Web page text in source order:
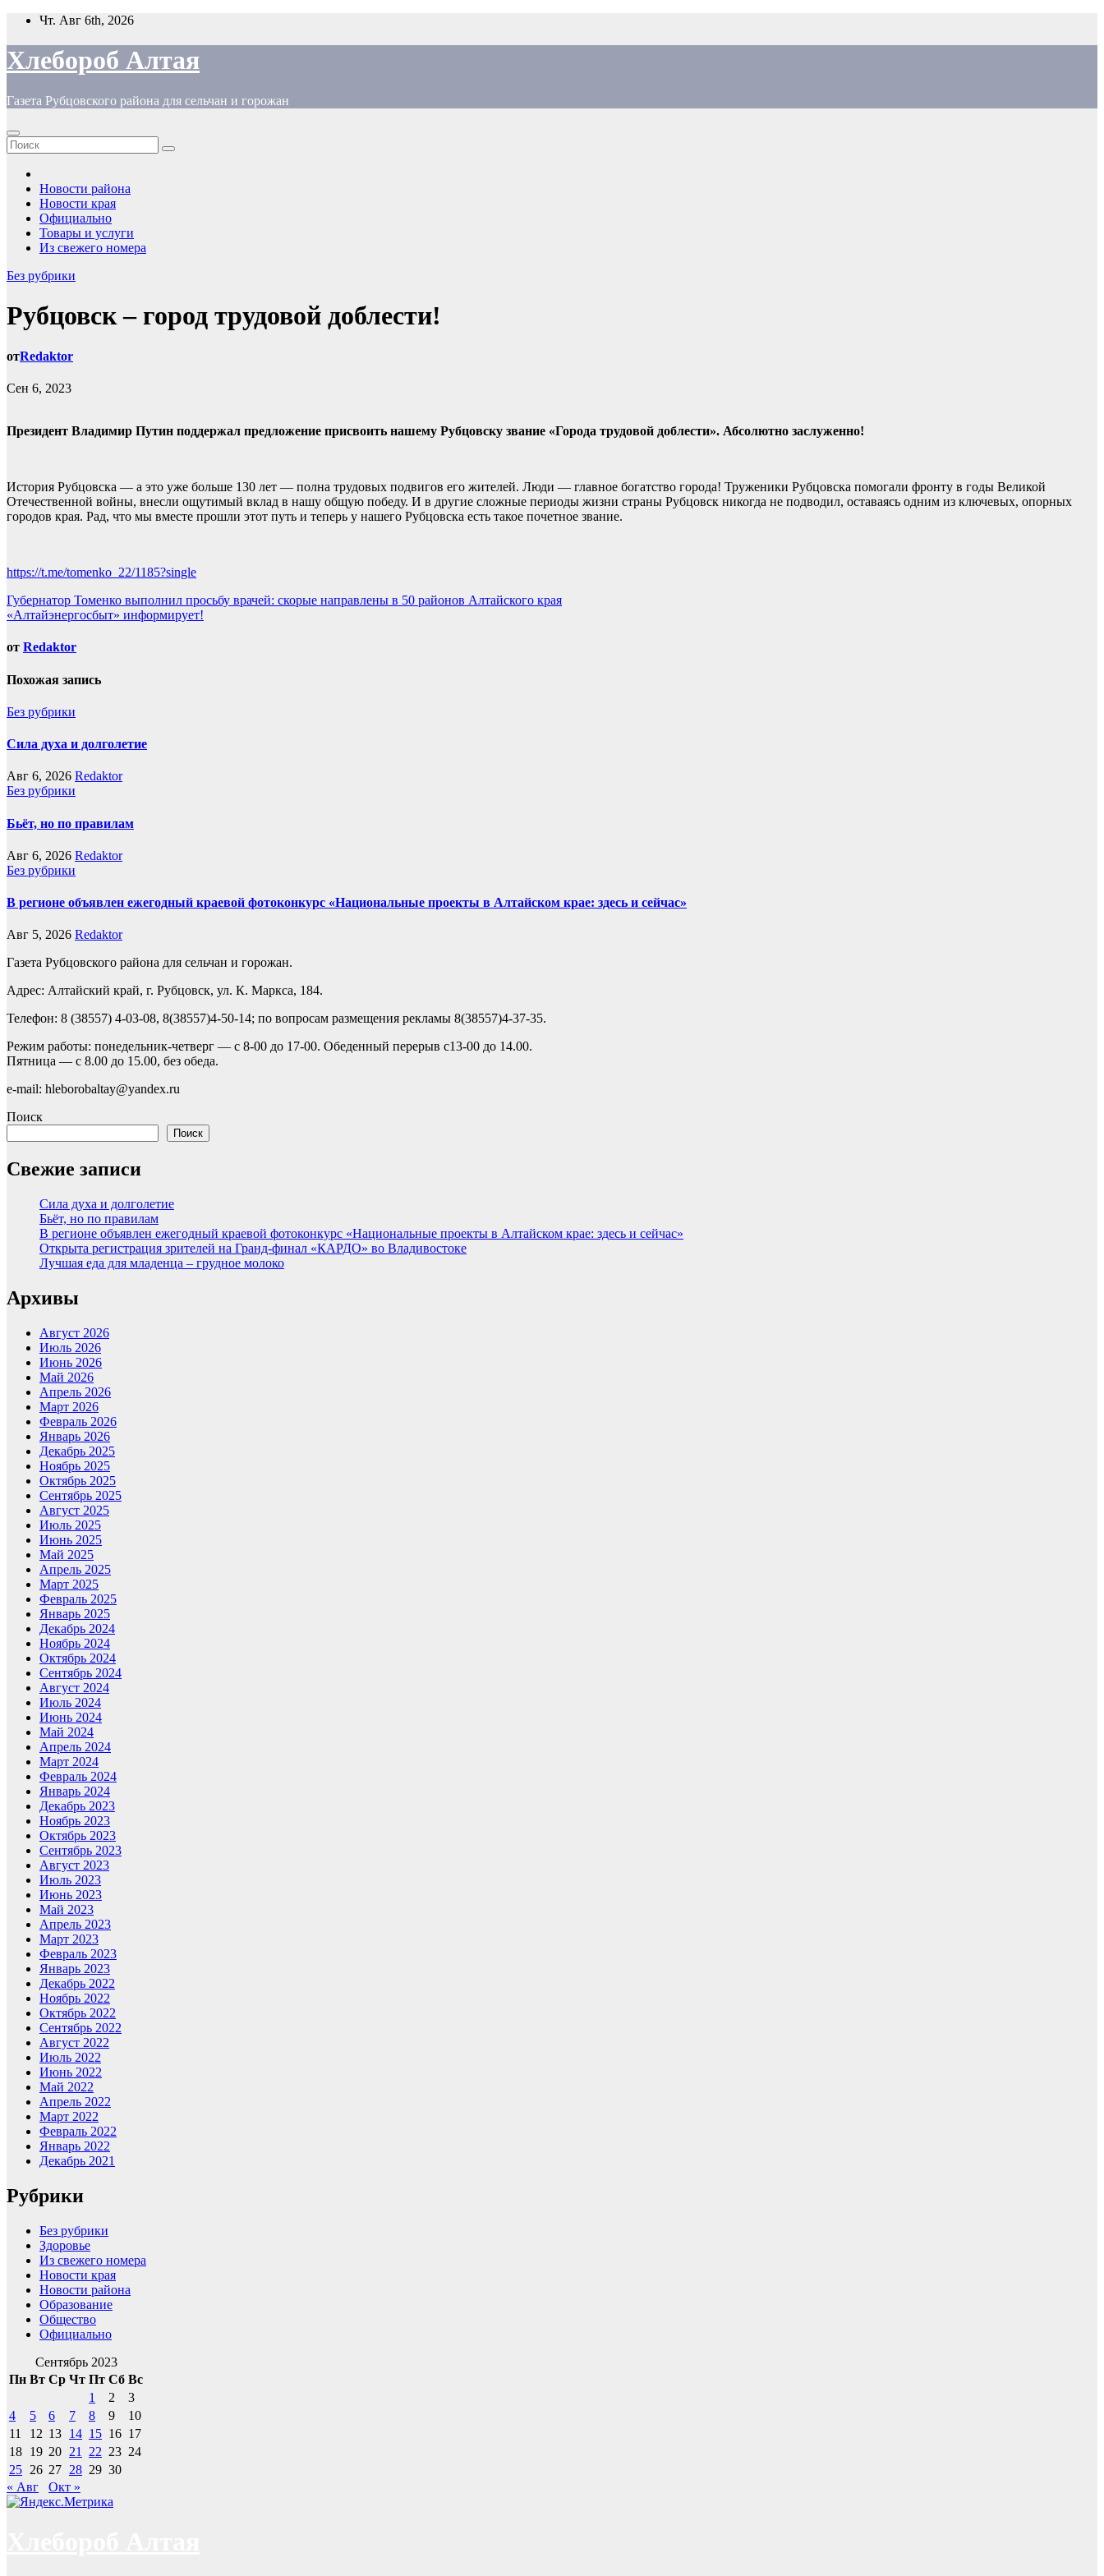
Перейти
содержимому
Чт. Авг 6th, 2026
Хлебороб Алтая
Газета Рубцовского района для сельчан и горожан
Новости района
Новости края
Официально
Товары и услуги
Из свежего номера
Без рубрики
Рубцовск – город трудовой доблести!
отRedaktor
Сен 6, 2023
Президент Владимир Путин поддержал предложение присвоить нашему Рубцовску звание «Города трудовой доблести». Абсолютно заслуженно!
История Рубцовска — а это уже больше 130 лет — полна трудовых подвигов его жителей. Люди — главное богатство города! Труженики Рубцовска помогали фронту в годы Великой
Отечественной войны, внесли ощутимый вклад в нашу общую победу. И в другие сложные периоды жизни страны Рубцовск никогда не подводил, оставаясь одним из ключевых, опорных
городов края. Рад, что мы вместе прошли этот путь и теперь у нашего Рубцовска есть такое почетное звание.
https://t.me/tomenko_22/1185?single
Навигация
по
записям
Губернатор Томенко выполнил просьбу врачей: скорые направлены в 50 районов Алтайского края
«Алтайэнергосбыт» информирует!
от Redaktor
Похожая запись
Без рубрики
Сила духа и долголетие
Авг 6, 2026 Redaktor
Без рубрики
Бьёт, но по правилам
Авг 6, 2026 Redaktor
Без рубрики
В регионе объявлен ежегодный краевой фотоконкурс «Национальные проекты в Алтайском крае: здесь и сейчас»
Авг 5, 2026 Redaktor
Газета Рубцовского района для сельчан и горожан.
Адрес: Алтайский край, г. Рубцовск, ул. К. Маркса, 184.
Телефон: 8 (38557) 4-03-08, 8(38557)4-50-14; по вопросам размещения рекламы 8(38557)4-37-35.
Режим работы: понедельник-четверг — с 8-00 до 17-00. Обеденный перерыв с13-00 до 14.00.
Пятница — с 8.00 до 15.00, без обеда.
e-mail: hleborobaltay@yandex.ru
Поиск
Поиск
Свежие записи
Сила духа и долголетие
Бьёт, но по правилам
В регионе объявлен ежегодный краевой фотоконкурс «Национальные проекты в Алтайском крае: здесь и сейчас»
Открыта регистрация зрителей на Гранд-финал «КАРДО» во Владивостоке
Лучшая еда для младенца – грудное молоко
Архивы
Август 2026
Июль 2026
Июнь 2026
Май 2026
Апрель 2026
Март 2026
Февраль 2026
Январь 2026
Декабрь 2025
Ноябрь 2025
Октябрь 2025
Сентябрь 2025
Август 2025
Июль 2025
Июнь 2025
Май 2025
Апрель 2025
Март 2025
Февраль 2025
Январь 2025
Декабрь 2024
Ноябрь 2024
Октябрь 2024
Сентябрь 2024
Август 2024
Июль 2024
Июнь 2024
Май 2024
Апрель 2024
Март 2024
Февраль 2024
Январь 2024
Декабрь 2023
Ноябрь 2023
Октябрь 2023
Сентябрь 2023
Август 2023
Июль 2023
Июнь 2023
Май 2023
Апрель 2023
Март 2023
Февраль 2023
Январь 2023
Декабрь 2022
Ноябрь 2022
Октябрь 2022
Сентябрь 2022
Август 2022
Июль 2022
Июнь 2022
Май 2022
Апрель 2022
Март 2022
Февраль 2022
Январь 2022
Декабрь 2021
Рубрики
Без рубрики
Здоровье
Из свежего номера
Новости края
Новости района
Образование
Общество
Официально
Сентябрь 2023
Пн Вт Ср Чт Пт Сб Вс
1
2
3
4
5 6 7 8 9
10
11
12 13 14 15 16 17
18 19 20 21 22 23 24
25 26 27 28 29 30
« Авг
Окт »